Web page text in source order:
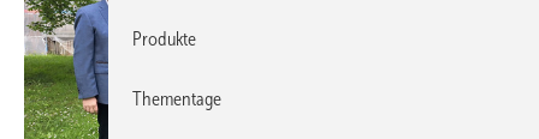
Produkte
Thementage